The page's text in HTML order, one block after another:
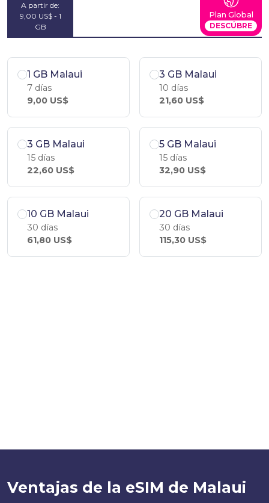
A partir de:
9,00 US$ - 1
GB
Plan Global
DESCÚBRE
1 GB Malaui
7 días
9,00 US$
3 GB Malaui
10 días
21,60 US$
3 GB Malaui
15 días
22,60 US$
5 GB Malaui
15 días
32,90 US$
10 GB Malaui
30 días
61,80 US$
20 GB Malaui
30 días
115,30 US$
Ventajas de la eSIM de Malaui